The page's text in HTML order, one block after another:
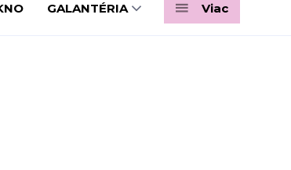
GALANTÉRIA Viac